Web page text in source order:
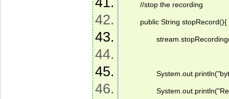
//stop the recording
public String stopRecord(){
System.out.println("byte